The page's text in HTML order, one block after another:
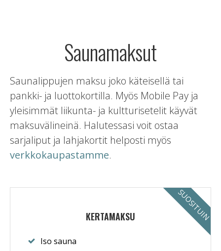
Saunamaksut
Saunalippujen maksu joko käteisellä tai
pankki- ja luottokortilla. Myös Mobile Pay ja
yleisimmät liikunta- ja kultturisetelit käyvät
maksuvälineinä. Halutessasi voit ostaa
sarjaliput ja lahjakortit helposti myös
verkkokaupastamme.
SUOSITUIN
KERTAMAKSU
Iso sauna